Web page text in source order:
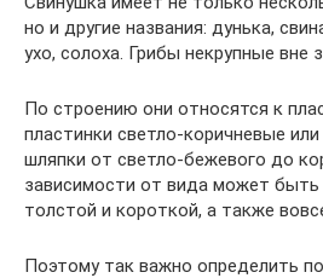
но и другие названия: дунька,
ухо, солоха. Грибы некрупные вне
По строению они относятся к
пластинки светло-коричневые
шляпки от светло-бежевого до
зависимости от вида может
толстой и короткой, а также
Поэтому так важно определить